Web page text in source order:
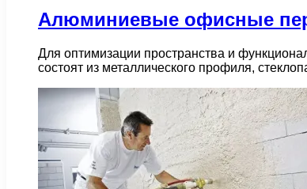
Алюминиевые офисные
Для оптимизации пространства и
состоят из металлического профиля,